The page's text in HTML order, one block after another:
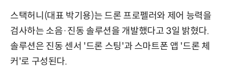
스택허니(대표 박기용)는 드론 프로펠러와 제어 능력을
검사하는 소음·진동 솔루션을 개발했다고 3일 밝혔다.
솔루션은 진동 센서 '드론 스팅'과 스마트폰 앱 '드론 체
커'로 구성된다.